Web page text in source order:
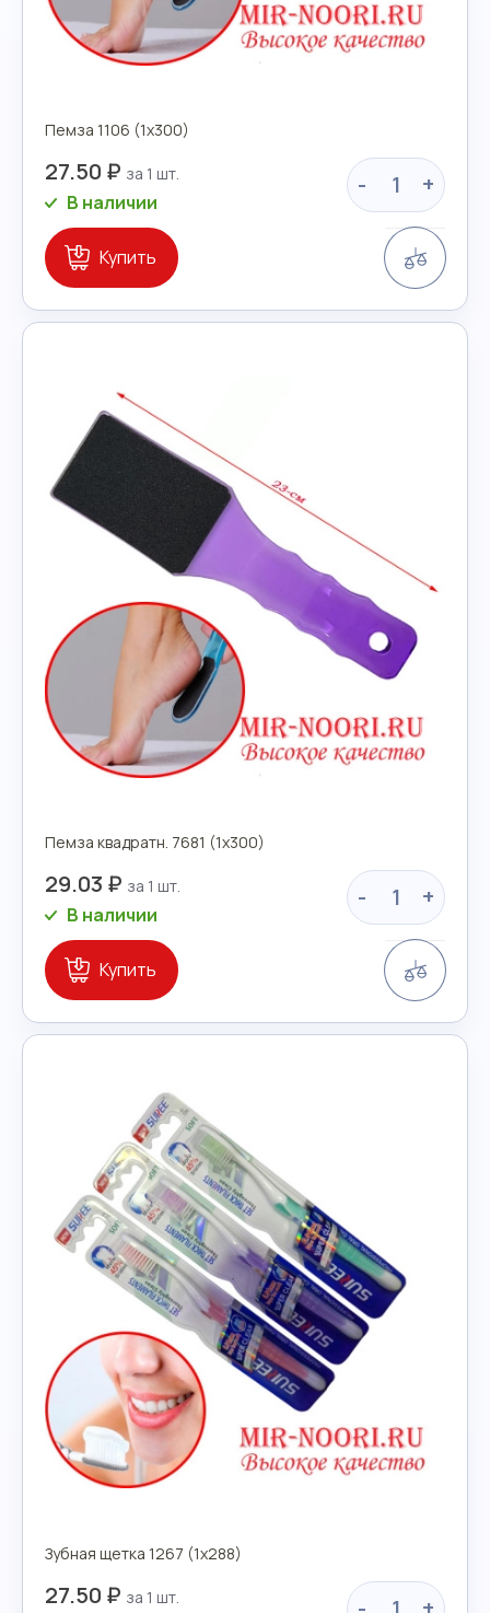
Пемза 1106 (1х300)
27.50 ₽ - +
В наличии
Купить
Пемза квадратн. 7681 (1х300)
29.03 ₽ - +
В наличии
Купить
Зубная щетка 1267 (1х288)
27.50 ₽